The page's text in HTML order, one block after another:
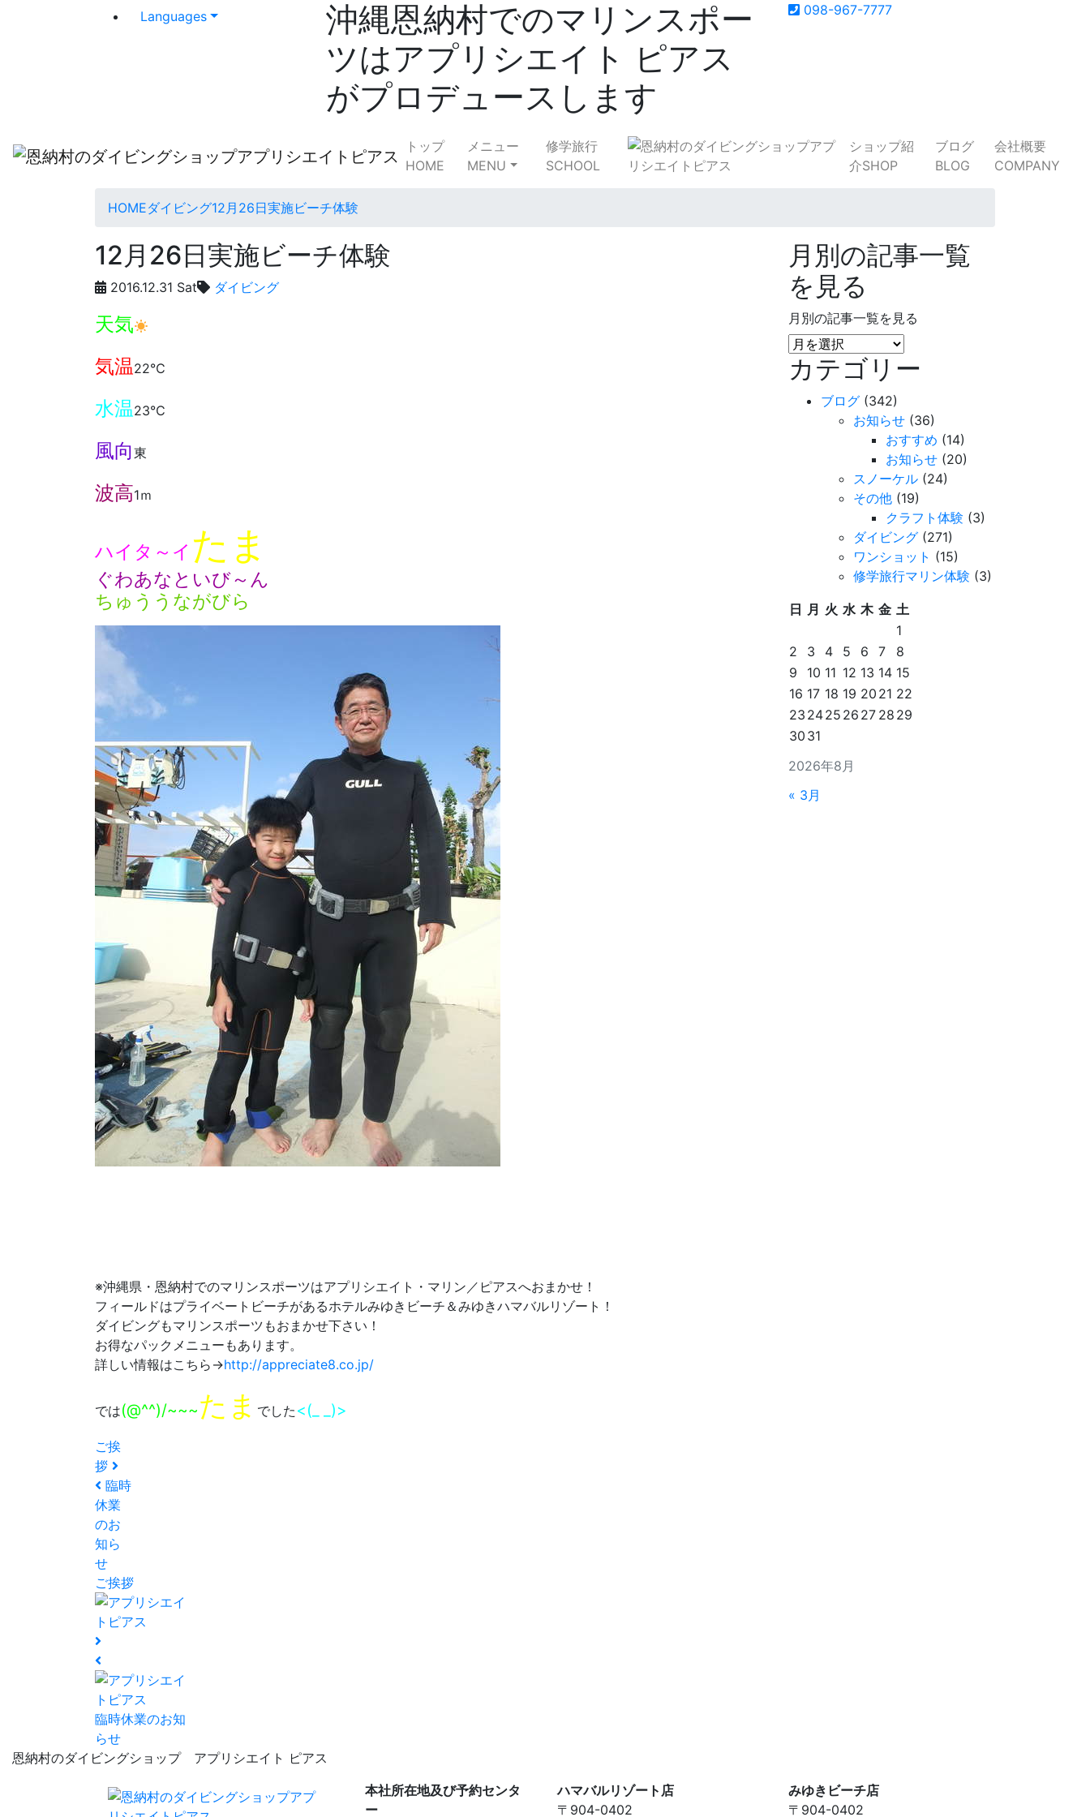
Languages
沖縄恩納村でのマリンスポー
ツはアプリシエイト ピアス
がプロデュースします
098-967-7777
トップ
HOME
メニュー
MENU
修学旅行
SCHOOL
ショップ紹
介SHOP
ブログ
BLOG
会社概要
COMPANY
HOMEダイビング12月26日実施ビーチ体験
12月26日実施ビーチ体験
2016.12.31 Sat ダイビング
天気
気温22℃
水温23℃
風向東
波高1ｍ
ハイタ～イ たま
ぐわあなといび～ん
ちゅううながびら
※沖縄県・恩納村でのマリンスポーツはアプリシエイト・マリン／ピアスへおまかせ！
フィールドはプライベートビーチがあるホテルみゆきビーチ＆みゆきハマバルリゾート！
ダイビングもマリンスポーツもおまかせ下さい！
お得なパックメニューもあります。
詳しい情報はこちら→http://appreciate8.co.jp/
では(@^^)/~~~たま でした <(_ _)>
ご挨
拶
臨時
休業
のお
知ら
せ
ご挨拶
臨時休業のお知
らせ
月別の記事一覧
を見る
月別の記事一覧を見る
カテゴリー
ブログ (342)
お知らせ (36)
おすすめ (14)
お知らせ (20)
スノーケル (24)
その他 (19)
クラフト体験 (3)
ダイビング (271)
ワンショット (15)
修学旅行マリン体験 (3)
2026年8月
日 月 火 水 木 金 土
1
2
3 4 5 6 7
8
9
10 11 12 13 14 15
16 17 18 19 20 21 22
23 2425 26 27 28 29
30 31
« 3月
恩納村のダイビングショップ アプリシエイト ピアス
本社所在地及び予約センタ
ー
ハマバルリゾート店
〒904-0402
みゆきビーチ店
〒904-0402